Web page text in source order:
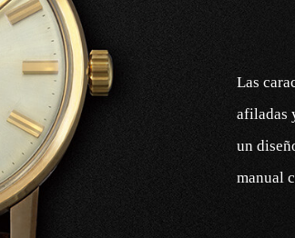
Las
afiladas
un
manual